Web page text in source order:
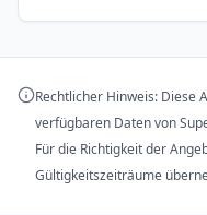
Rechtlicher Hinweis: Diese
verfügbaren Daten von
Für die Richtigkeit der
Gültigkeitszeiträume